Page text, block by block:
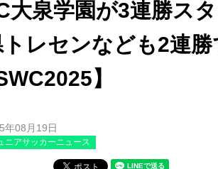
大泉学園が3連勝ス
トレセンなども2連
】
年08月19日
ニアサッカーニュース